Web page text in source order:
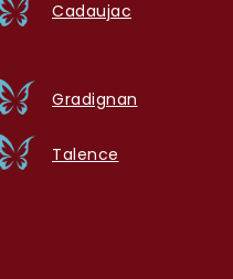
Cadaujac
Gradignan
Talence